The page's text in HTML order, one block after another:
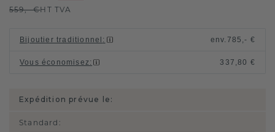
559,- €HT TVA
Bijoutier traditionnel : env. 785,- €
Vous économisez: 337,80 €
Expédition prévue le:
Standard :